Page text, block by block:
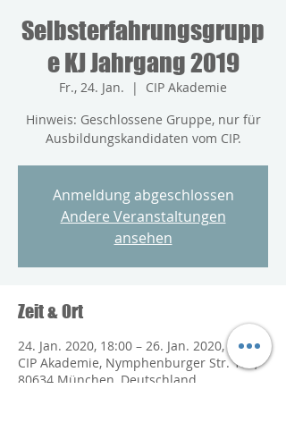
Selbsterfahrungsgrupp
e KJ Jahrgang 2019
Fr., 24. Jan.
  |
CIP Akademie
Hinweis: Geschlossene Gruppe, nur für
Ausbildungskandidaten vom CIP.
Anmeldung abgeschlossen
Andere Veranstaltungen
ansehen
Zeit & Ort
24. Jan. 2020, 18:00 – 26. Jan. 2020, 17:00
CIP Akademie, Nymphenburger Str. 187,
80634 München, Deutschland